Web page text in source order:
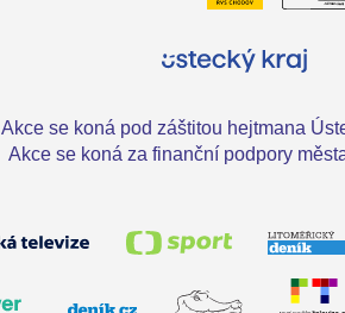
Akce se koná pod záštitou hejtmana
Akce se koná za finanční podpory